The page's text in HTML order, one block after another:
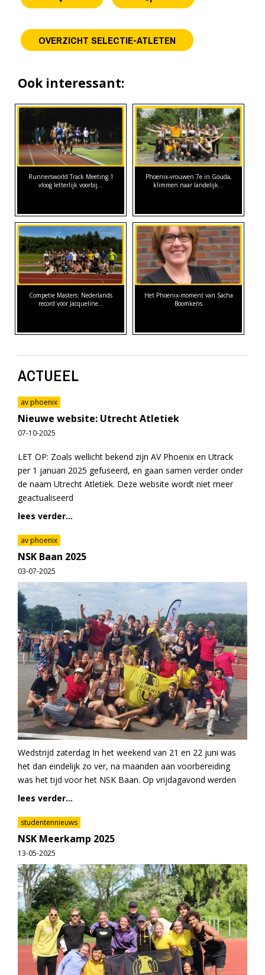
OVERZICHT SELECTIE-ATLETEN
Ook interessant:
Runnersworld Track Meeting 1
vloog letterlijk voorbij...
Phoenix-vrouwen 7e in Gouda,
klimmen naar landelijk…
Competie Masters: Nederlands
record voor Jacqueline…
Het Phoenix-moment van Sacha
Boomkens
ACTUEEL
av phoenix
Nieuwe website: Utrecht Atletiek
07-10-2025
LET OP: Zoals wellicht bekend zijn AV Phoenix en Utrack
per 1 januari 2025 gefuseerd, en gaan samen verder onder
de naam Utrecht Atletiek. Deze website wordt niet meer
geactualiseerd
lees verder...
av phoenix
NSK Baan 2025
03-07-2025
Wedstrijd zaterdag In het weekend van 21 en 22 juni was
het dan eindelijk zo ver, na maanden aan voorbereiding
was het tijd voor het NSK Baan. Op vrijdagavond werden
lees verder...
studentennieuws
NSK Meerkamp 2025
13-05-2025